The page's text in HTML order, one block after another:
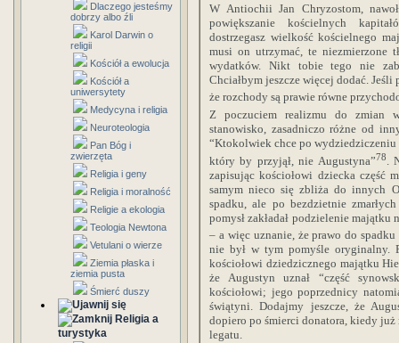
Dlaczego jesteśmy
dobrzy albo źli
Karol Darwin o
religii
Kościół a ewolucja
Kościół a
uniwersytety
Medycyna i religia
Neuroteologia
Pan Bóg i
zwierzęta
Religia i geny
Religia i moralność
Religie a ekologia
Teologia Newtona
Vetulani o wierze
Ziemia płaska i
ziemia pusta
Śmierć duszy
Religia a
turystyka
W Antiochii Jan Chryzostom,
powiększanie kościelnych
dostrzegasz wielkość kościelnego
musi on utrzymać, te niezmierzone
wydatków. Nikt tobie tego nie
Chciałbym jeszcze więcej dodać.
że rozchody są prawie równe
Z poczuciem realizmu do zmian
stanowisko, zasadniczo różne od
“Ktokolwiek chce po wydziedziczeniu
który by przyjął, nie Augustyna”78
.
zapisując kościołowi dziecka część
samym nieco się zbliża do innych
spadku, ale po bezdzietnie
pomysł zakładał podzielenie
– a więc uznanie, że prawo do
nie był w tym pomyśle oryginalny.
kościołowi dziedzicznego majątku
że Augustyn uznał “część
kościołowi; jego poprzednicy
świątyni. Dodajmy jeszcze, że
dopiero po śmierci donatora, kiedy
legatu.